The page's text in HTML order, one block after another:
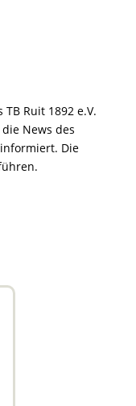
Ruit 1892 e.V.
News des
Die